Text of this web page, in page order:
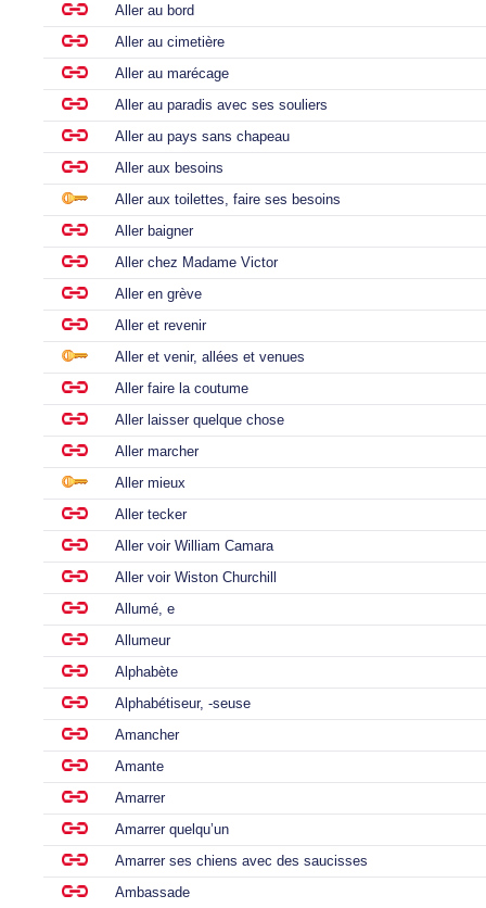
Aller au bord
Aller au cimetière
Aller au marécage
Aller au paradis avec ses souliers
Aller au pays sans chapeau
Aller aux besoins
Aller aux toilettes, faire ses besoins
Aller baigner
Aller chez Madame Victor
Aller en grève
Aller et revenir
Aller et venir, allées et venues
Aller faire la coutume
Aller laisser quelque chose
Aller marcher
Aller mieux
Aller tecker
Aller voir William Camara
Aller voir Wiston Churchill
Allumé, e
Allumeur
Alphabète
Alphabétiseur, -seuse
Amancher
Amante
Amarrer
Amarrer quelqu’un
Amarrer ses chiens avec des saucisses
Ambassade